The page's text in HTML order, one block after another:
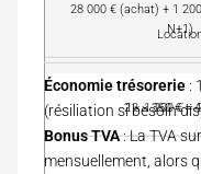
é
t
n
t
i
û
n
é
e
û
t
a
n
é
t
a
l
28 000 € (achat) + 1
N+1)
2 × 1 200 € =
12 × 350 € =
Économie trésorerie :
(résiliation si besoin
Bonus TVA: La TVA
mensuellement, alors